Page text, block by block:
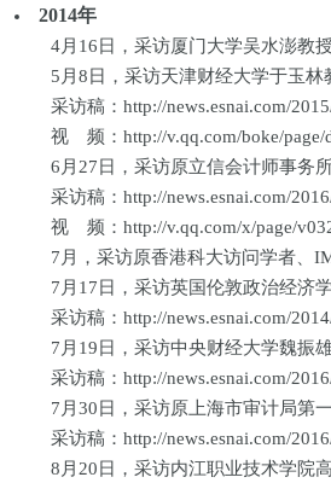
2014年
4月16日，采访厦门大学吴水澎教授
5月8日，采访天津财经大学于玉林
采访稿：http://news.esnai.com/
视 频：http://v.qq.com/boke/page/
6月27日，采访原立信会计师事务所
采访稿：http://news.esnai.com/
视 频：http://v.qq.com/x/page/
7月，采访原香港科大访问学者、
7月17日，采访英国伦敦政治经济学
采访稿：http://news.esnai.com/
7月19日，采访中央财经大学魏振雄
采访稿：http://news.esnai.com/
7月30日，采访原上海市审计局第一
采访稿：http://news.esnai.com/
8月20日，采访内江职业技术学院高